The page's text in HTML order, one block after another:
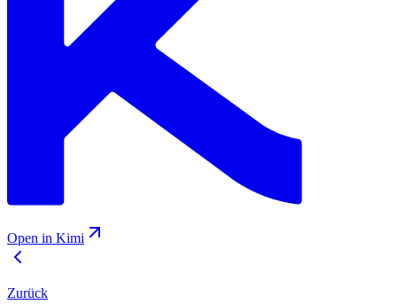
Open in Kimi
Zurück